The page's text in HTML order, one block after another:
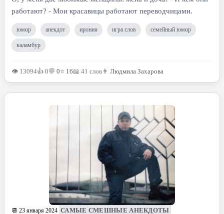
работают? - Мои красавицы работают переводчицами.
юмор анекдот ирония игра слов семейный юмор
каламбур
👁 13094👍 0💬 0⭐ 16📖 41 слов 👨 Людмила Захарова
📆 23 января 2024 САМЫЕ СМЕШНЫЕ АНЕКДОТЫ